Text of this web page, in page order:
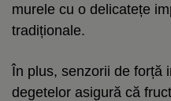
murele cu o delicatețe
tradiționale.
În plus, senzorii de forță
degetelor asigură că